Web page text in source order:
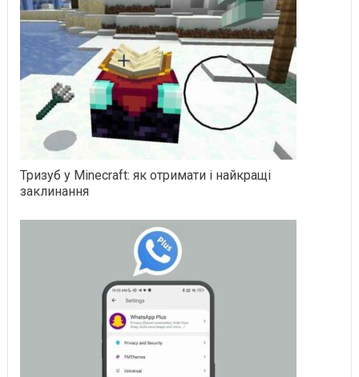
Тризуб у Minecraft: як отримати і найкращі
заклинання